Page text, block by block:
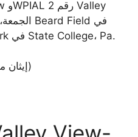
Nittany Lion Softball Park في State College، Pa.
(إيثان موريسون، بيفر كاونتي تايمز)